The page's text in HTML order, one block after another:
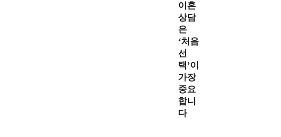
이혼
상담
은
‘처음
선
택’이
가장
중요
합니
다